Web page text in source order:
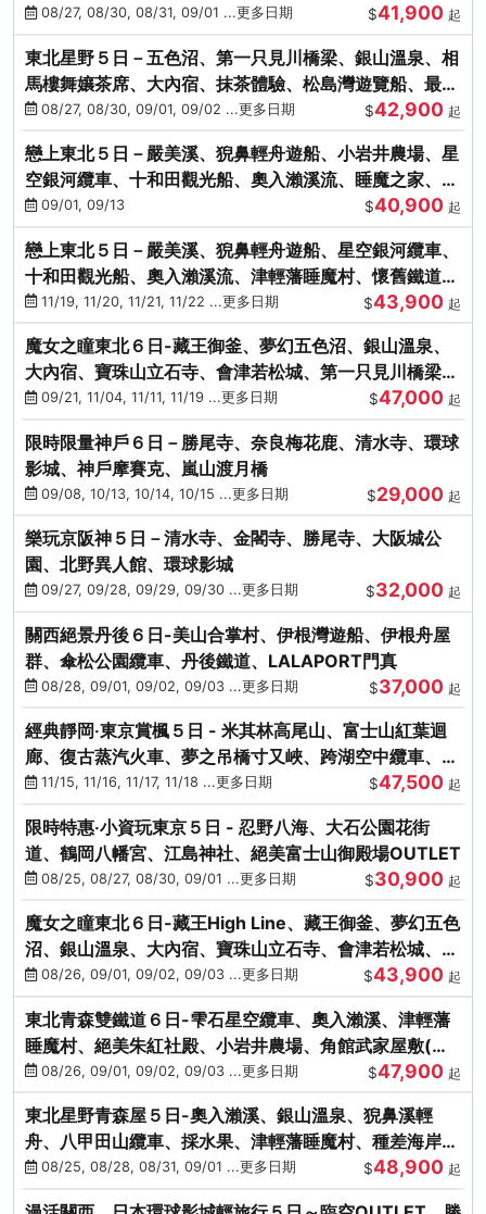
牡蠣、握壽司體驗
08/27, 08/30, 08/31, 09/01 ...更多日期 $41,900 起
東北星野５日－五色沼、第一只見川橋梁、銀山溫泉、相
馬樓舞孃茶席、大內宿、抹茶體驗、松島灣遊覽船、最上
川輕舟、螃蟹御膳
08/27, 08/30, 09/01, 09/02 ...更多日期 $42,900 起
戀上東北５日－嚴美溪、猊鼻輕舟遊船、小岩井農場、星
空銀河纜車、十和田觀光船、奧入瀨溪流、睡魔之家、朱
紅社殿（仙台／青森）
09/01, 09/13 $40,900 起
戀上東北５日－嚴美溪、猊鼻輕舟遊船、星空銀河纜車、
十和田觀光船、奧入瀨溪流、津輕藩睡魔村、懷舊鐵道
（青森／仙台）
11/19, 11/20, 11/21, 11/22 ...更多日期 $43,900 起
魔女之瞳東北６日-藏王御釜、夢幻五色沼、銀山溫泉、
大內宿、寶珠山立石寺、會津若松城、第一只見川橋梁、
燒肉吃到飽
09/21, 11/04, 11/11, 11/19 ...更多日期 $47,000 起
限時限量神戶６日－勝尾寺、奈良梅花鹿、清水寺、環球
影城、神戶摩賽克、嵐山渡月橋
09/08, 10/13, 10/14, 10/15 ...更多日期 $29,000 起
樂玩京阪神５日－清水寺、金閣寺、勝尾寺、大阪城公
園、北野異人館、環球影城
09/27, 09/28, 09/29, 09/30 ...更多日期 $32,000 起
關西絕景丹後６日-美山合掌村、伊根灣遊船、伊根舟屋
群、傘松公園纜車、丹後鐵道、LALAPORT門真
08/28, 09/01, 09/02, 09/03 ...更多日期 $37,000 起
經典靜岡‧東京賞楓５日 - 米其林高尾山、富士山紅葉迴
廊、復古蒸汽火車、夢之吊橋寸又峽、跨湖空中纜車、抹
茶體驗、三溪園
11/15, 11/16, 11/17, 11/18 ...更多日期 $47,500 起
限時特惠‧小資玩東京５日 - 忍野八海、大石公園花街
道、鶴岡八幡宮、江島神社、絕美富士山御殿場OUTLET
08/25, 08/27, 08/30, 09/01 ...更多日期 $30,900 起
魔女之瞳東北６日-藏王High Line、藏王御釜、夢幻五色
沼、銀山溫泉、大內宿、寶珠山立石寺、會津若松城、燒
肉吃到飽
08/26, 09/01, 09/02, 09/03 ...更多日期 $43,900 起
東北青森雙鐵道６日-雫石星空纜車、奧入瀨溪、津輕藩
睡魔村、絕美朱紅社殿、小岩井農場、角館武家屋敷(不
進免稅店)
08/26, 09/01, 09/02, 09/03 ...更多日期 $47,900 起
東北星野青森屋５日-奧入瀨溪、銀山溫泉、猊鼻溪輕
舟、八甲田山纜車、採水果、津輕藩睡魔村、種差海岸、
法式料理(不進免稅店)
08/25, 08/28, 08/31, 09/01 ...更多日期 $48,900 起